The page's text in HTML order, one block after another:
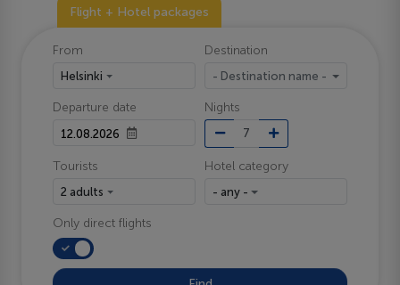
Flight + Hotel packages
From
Helsinki
Destination
- Destination name -
Departure date Nights
Tourists
2 adults
Hotel category
- any -
Only direct flights